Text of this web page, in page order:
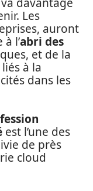
Les
auront
l’abri des
et de la
à la
dans les
est l’une des
de près
cloud